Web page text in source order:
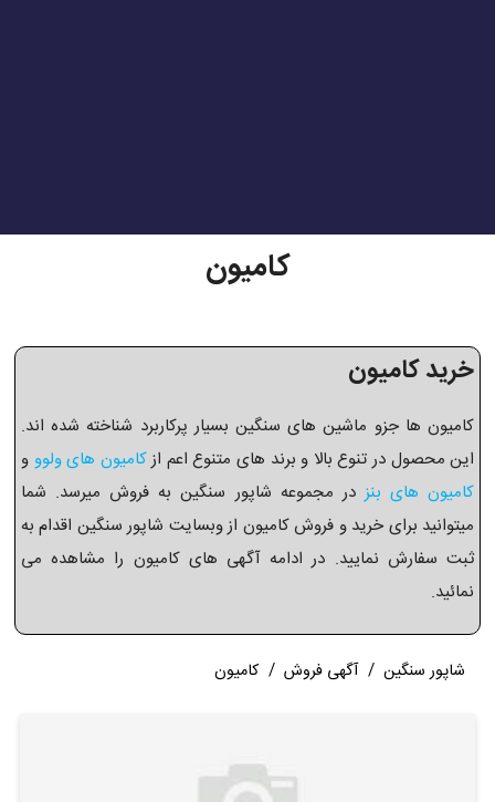
کامیون
خرید کامیون
کامیون ها جزو ماشین های سنگین بسیار پرکاربرد شناخته شده اند.
این محصول در تنوع بالا و برند های متنوع اعم ازکامیون های ولوو و
کامیون های بنزدر مجموعه شاپور سنگین به فروش میرسد. شما
میتوانید برای خرید و فروش کامیون از وبسایت شاپور سنگین اقدام به
ثبت سفارش نمایید. در ادامه آگهی های کامیون را مشاهده می
نمائید.
شاپور سنگین / آگهی فروش / کامیون